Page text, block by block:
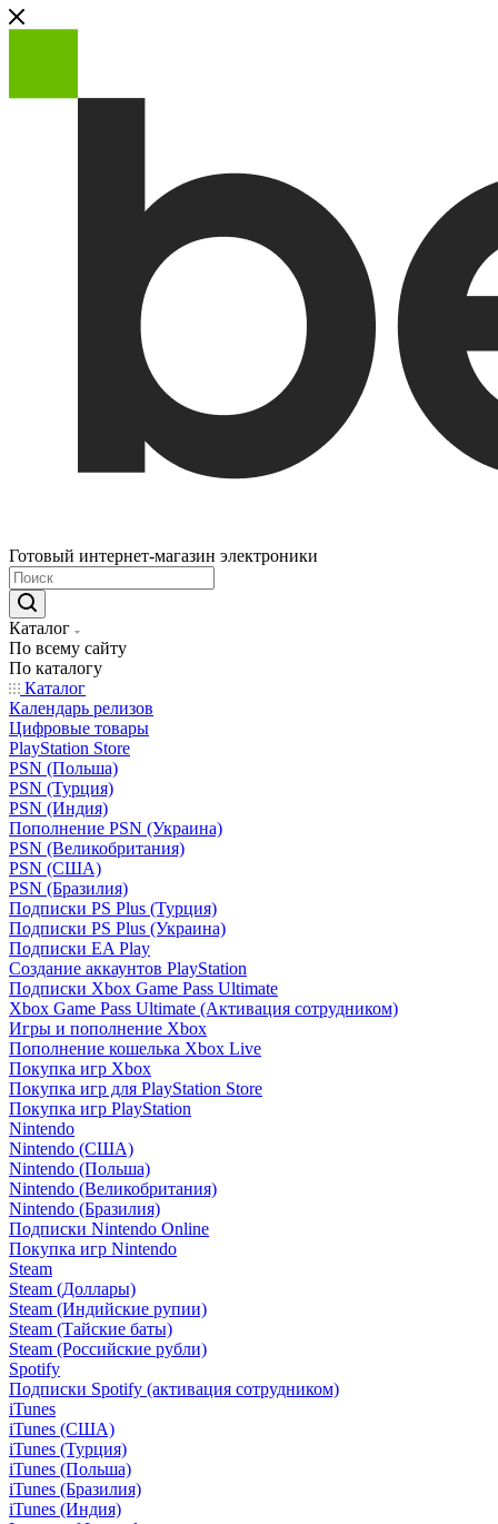
Готовый интернет-магазин электроники
Каталог
По всему сайту
По каталогу
Каталог
Календарь релизов
Цифровые товары
PlayStation Store
PSN (Польша)
PSN (Турция)
PSN (Индия)
Пополнение PSN (Украина)
PSN (Великобритания)
PSN (США)
PSN (Бразилия)
Подписки PS Plus (Турция)
Подписки PS Plus (Украина)
Подписки EA Play
Создание аккаунтов PlayStation
Подписки Xbox Game Pass Ultimate
Xbox Game Pass Ultimate (Активация сотрудником)
Игры и пополнение Xbox
Пополнение кошелька Xbox Live
Покупка игр Xbox
Покупка игр для PlayStation Store
Покупка игр PlayStation
Nintendo
Nintendo (США)
Nintendo (Польша)
Nintendo (Великобритания)
Nintendo (Бразилия)
Подписки Nintendo Online
Покупка игр Nintendo
Steam
Steam (Доллары)
Steam (Индийские рупии)
Steam (Тайские баты)
Steam (Российские рубли)
Spotify
Подписки Spotify (активация сотрудником)
iTunes
iTunes (США)
iTunes (Турция)
iTunes (Польша)
iTunes (Бразилия)
iTunes (Индия)